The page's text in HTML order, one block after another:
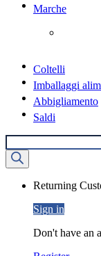
Marche
Coltelli
Imballaggi
Abbigliamento
Saldi
Ricerca
prodotti
Returning
Sign in
Don't have an